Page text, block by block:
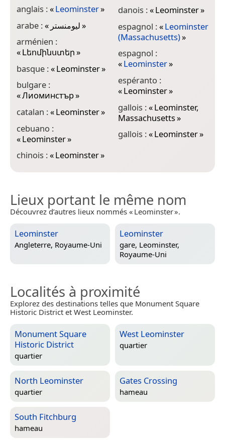
anglais :«Leominster»
arabe :« ليومنستر»
arménien :
«Լեոմինստեր»
basque :«Leominster»
bulgare :
«Лиоминстър»
catalan :«Leominster»
cebuano :
«Leominster»
chinois :«Leominster»
danois :«Leominster»
espagnol :«Leominster
(Massachusetts)»
espagnol :
«Leominster»
espéranto :
«Leominster»
gallois :«Leominster,
Massachusetts»
gallois :«Leominster»
Lieux portant le même nom
Découvrez d’autres lieux nommés « Leominster ».
Leominster
Angleterre, Royaume-Uni
Leominster
gare, Leominster,
Royaume-Uni
Localités à proximité
Explorez des destinations telles que Monument Square
Historic District et West Leominster.
Monument Square
Historic District
quartier
West Leominster
quartier
North Leominster
quartier
Gates Crossing
hameau
South Fitchburg
hameau